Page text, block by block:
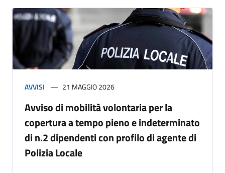
AVVISI 21 MAGGIO 2026
Avviso di mobilità volontaria per la
copertura a tempo pieno e indeterminato
di n.2 dipendenti con profilo di agente di
Polizia Locale